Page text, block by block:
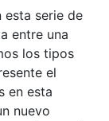
esta serie de
entre una
los tipos
el
en esta
nuevo